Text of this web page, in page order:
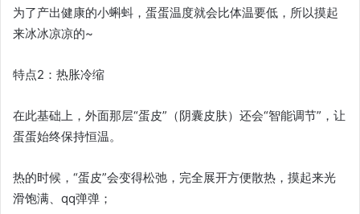
为了产出健康的小蝌蚪，蛋蛋温度就会比体温要低，所以摸起
来冰冰凉凉的~
特点2：热胀冷缩
在此基础上，外面那层“蛋皮”（阴囊皮肤）还会“智能调节”，让
蛋蛋始终保持恒温。
热的时候，“蛋皮”会变得松弛，完全展开方便散热，摸起来光
滑饱满、qq弹弹；